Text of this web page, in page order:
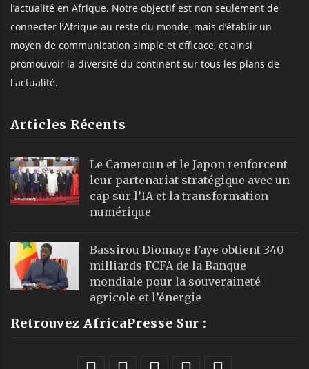
l’actualité en Afrique. Notre objectif est non seulement de
connecter l’Afrique au reste du monde, mais d’établir un
moyen de communication simple et efficace, et ainsi
promouvoir la diversité du continent sur tous les plans de
l'actualité.
Articles Récents
Le Cameroun et le Japon renforcent
leur partenariat stratégique avec un
cap sur l’IA et la transformation
numérique
Bassirou Diomaye Faye obtient 340
milliards FCFA de la Banque
mondiale pour la souveraineté
agricole et l’énergie
Retrouvez AfricaPresse Sur :